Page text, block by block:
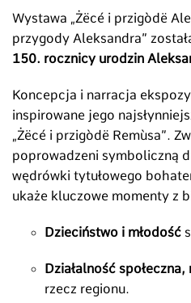
Wystawa „Żëcé i przigòdë
przygody Aleksandra”
150. rocznicy urodzin
Koncepcja i narracja
inspirowane jego
„Żëcé i przigòdë Remùsa”.
poprowadzeni symboliczną
wędrówki tytułowego
ukaże kluczowe momenty z
Dzieciństwo i młodość
Działalność
rzecz regionu.